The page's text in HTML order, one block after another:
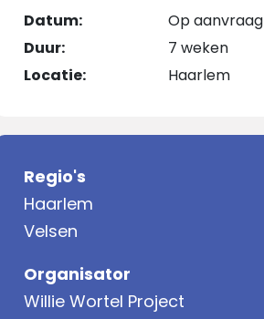
Datum:
Op aanvraag
Duur:
7 weken
Locatie:
Haarlem
Regio's
Haarlem
Velsen
Organisator
Willie Wortel Project